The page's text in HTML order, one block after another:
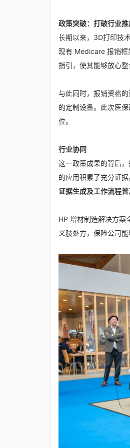
政策突破：打破行业
长期以来，3D打印技
现有 Medicare 报销框
指引，使其能够放心
与此同时，报销资格
的定制设备。此次医
位。
行业协同
这一政策成果的背后
的应用积累了充分证据
证据生成及工作流程
HP 增材制造解决方案
义肢处方，保险公司